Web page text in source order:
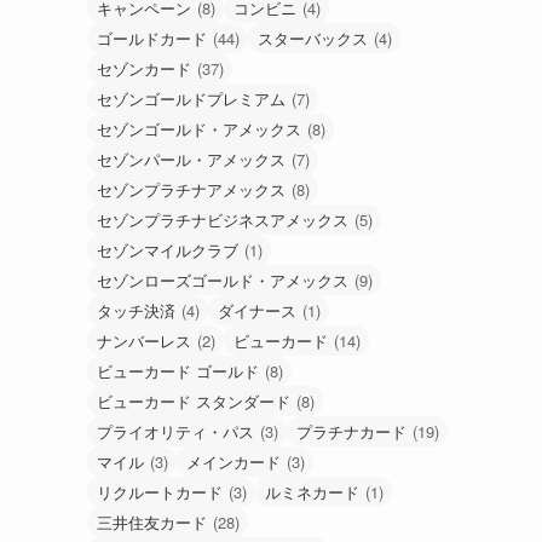
キャンペーン (8) コンビニ (4)
ゴールドカード (44) スターバックス (4)
セゾンカード (37)
セゾンゴールドプレミアム (7)
セゾンゴールド・アメックス (8)
セゾンパール・アメックス (7)
セゾンプラチナアメックス (8)
セゾンプラチナビジネスアメックス (5)
セゾンマイルクラブ (1)
セゾンローズゴールド・アメックス (9)
タッチ決済 (4) ダイナース (1)
ナンバーレス (2) ビューカード (14)
ビューカード ゴールド (8)
ビューカード スタンダード (8)
プライオリティ・パス (3) プラチナカード (19)
マイル (3) メインカード (3)
リクルートカード (3) ルミネカード (1)
三井住友カード (28)